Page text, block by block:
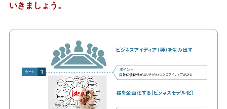
いきましょう。